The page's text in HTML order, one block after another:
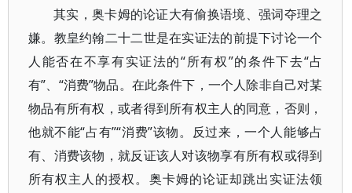
其实，奥卡姆的论证大有偷换语境、强词夺理之
嫌。教皇约翰二十二世是在实证法的前提下讨论一个
人能否在不享有实证法的“所有权”的条件下去“占
有”、“消费”物品。在此条件下，一个人除非自己对某
物品有所有权，或者得到所有权主人的同意，否则，
他就不能“占有”“消费”该物。反过来，一个人能够占
有、消费该物，就反证该人对该物享有所有权或得到
所有权主人的授权。奥卡姆的论证却跳出实证法领